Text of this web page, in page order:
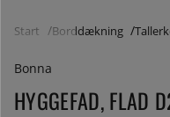
Start Borddækning
Bonna
HYGGEFAD, FLAD